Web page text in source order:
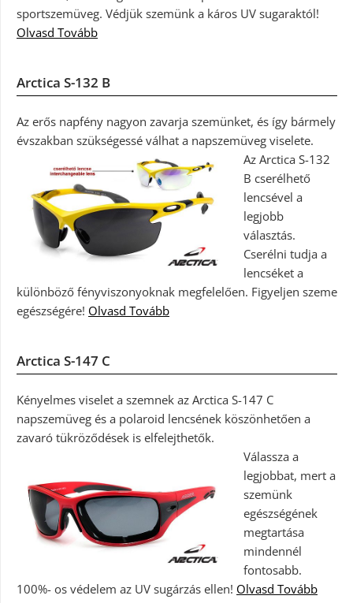
sportszemüveg. Védjük szemünk a káros UV sugaraktól!
Olvasd Tovább
Arctica S-132 B
Az erős napfény nagyon zavarja szemünket, és így bármely
évszakban szükségessé válhat a napszemüveg viselete.
Az Arctica S-132
B cserélhető
lencsével a
legjobb
választás.
Cserélni tudja a
lencséket a
különböző fényviszonyoknak megfelelően. Figyeljen szeme
egészségére! Olvasd Tovább
Arctica S-147 C
Kényelmes viselet a szemnek az Arctica S-147 C
napszemüveg és a polaroid lencsének köszönhetően a
zavaró tükröződések is elfelejthetők.
Válassza a
legjobbat, mert a
szemünk
egészségének
megtartása
mindennél
fontosabb.
100%- os védelem az UV sugárzás ellen! Olvasd Tovább